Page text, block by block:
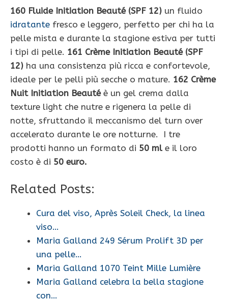
160 Fluide Initiation Beauté (SPF 12) un fluido
idratante fresco e leggero, perfetto per chi ha la
pelle mista e durante la stagione estiva per tutti
i tipi di pelle. 161 Crème Initiation Beauté (SPF
12) ha una consistenza più ricca e confortevole,
ideale per le pelli più secche o mature. 162 Crème
Nuit Initiation Beautéè un gel crema dalla
texture light che nutre e rigenera la pelle di
notte, sfruttando il meccanismo del turn over
accelerato durante le ore notturne. I tre
prodotti hanno un formato di 50 mle il loro
costo è di 50 euro.
Related Posts:
Cura del viso, Après Soleil Check, la linea
viso…
Maria Galland 249 Sérum Prolift 3D per
una pelle…
Maria Galland 1070 Teint Mille Lumière
Maria Galland celebra la bella stagione
con…